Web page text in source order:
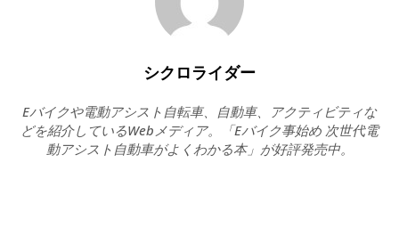
シクロライダー
Eバイクや電動アシスト自転車、自動車、アクティビティな
どを紹介しているWebメディア。「Eバイク事始め 次世代電
動アシスト自動車がよくわかる本」が好評発売中。